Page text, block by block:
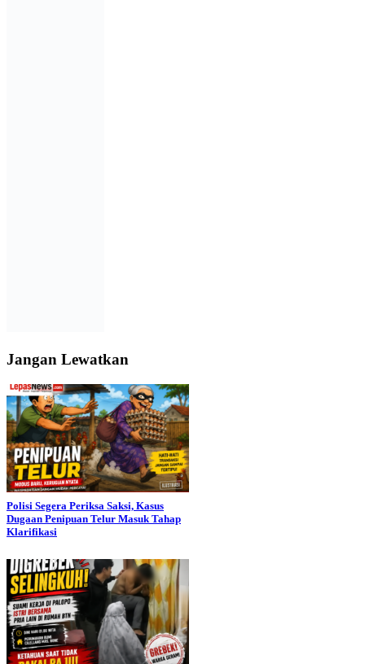
Jangan Lewatkan
Polisi Segera Periksa Saksi, Kasus
Dugaan Penipuan Telur Masuk Tahap
Klarifikasi